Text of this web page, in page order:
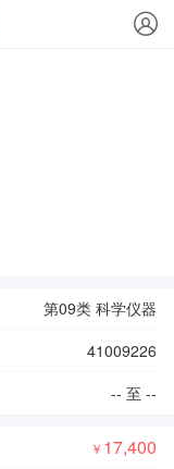
第09类 科学仪器
41009226
-- 至 --
￥ 17,400